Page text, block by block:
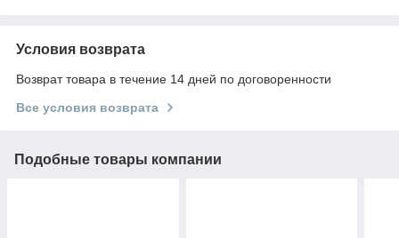
Условия возврата
Возврат товара в течение 14 дней по договоренности
Все условия возврата
Подобные товары компании